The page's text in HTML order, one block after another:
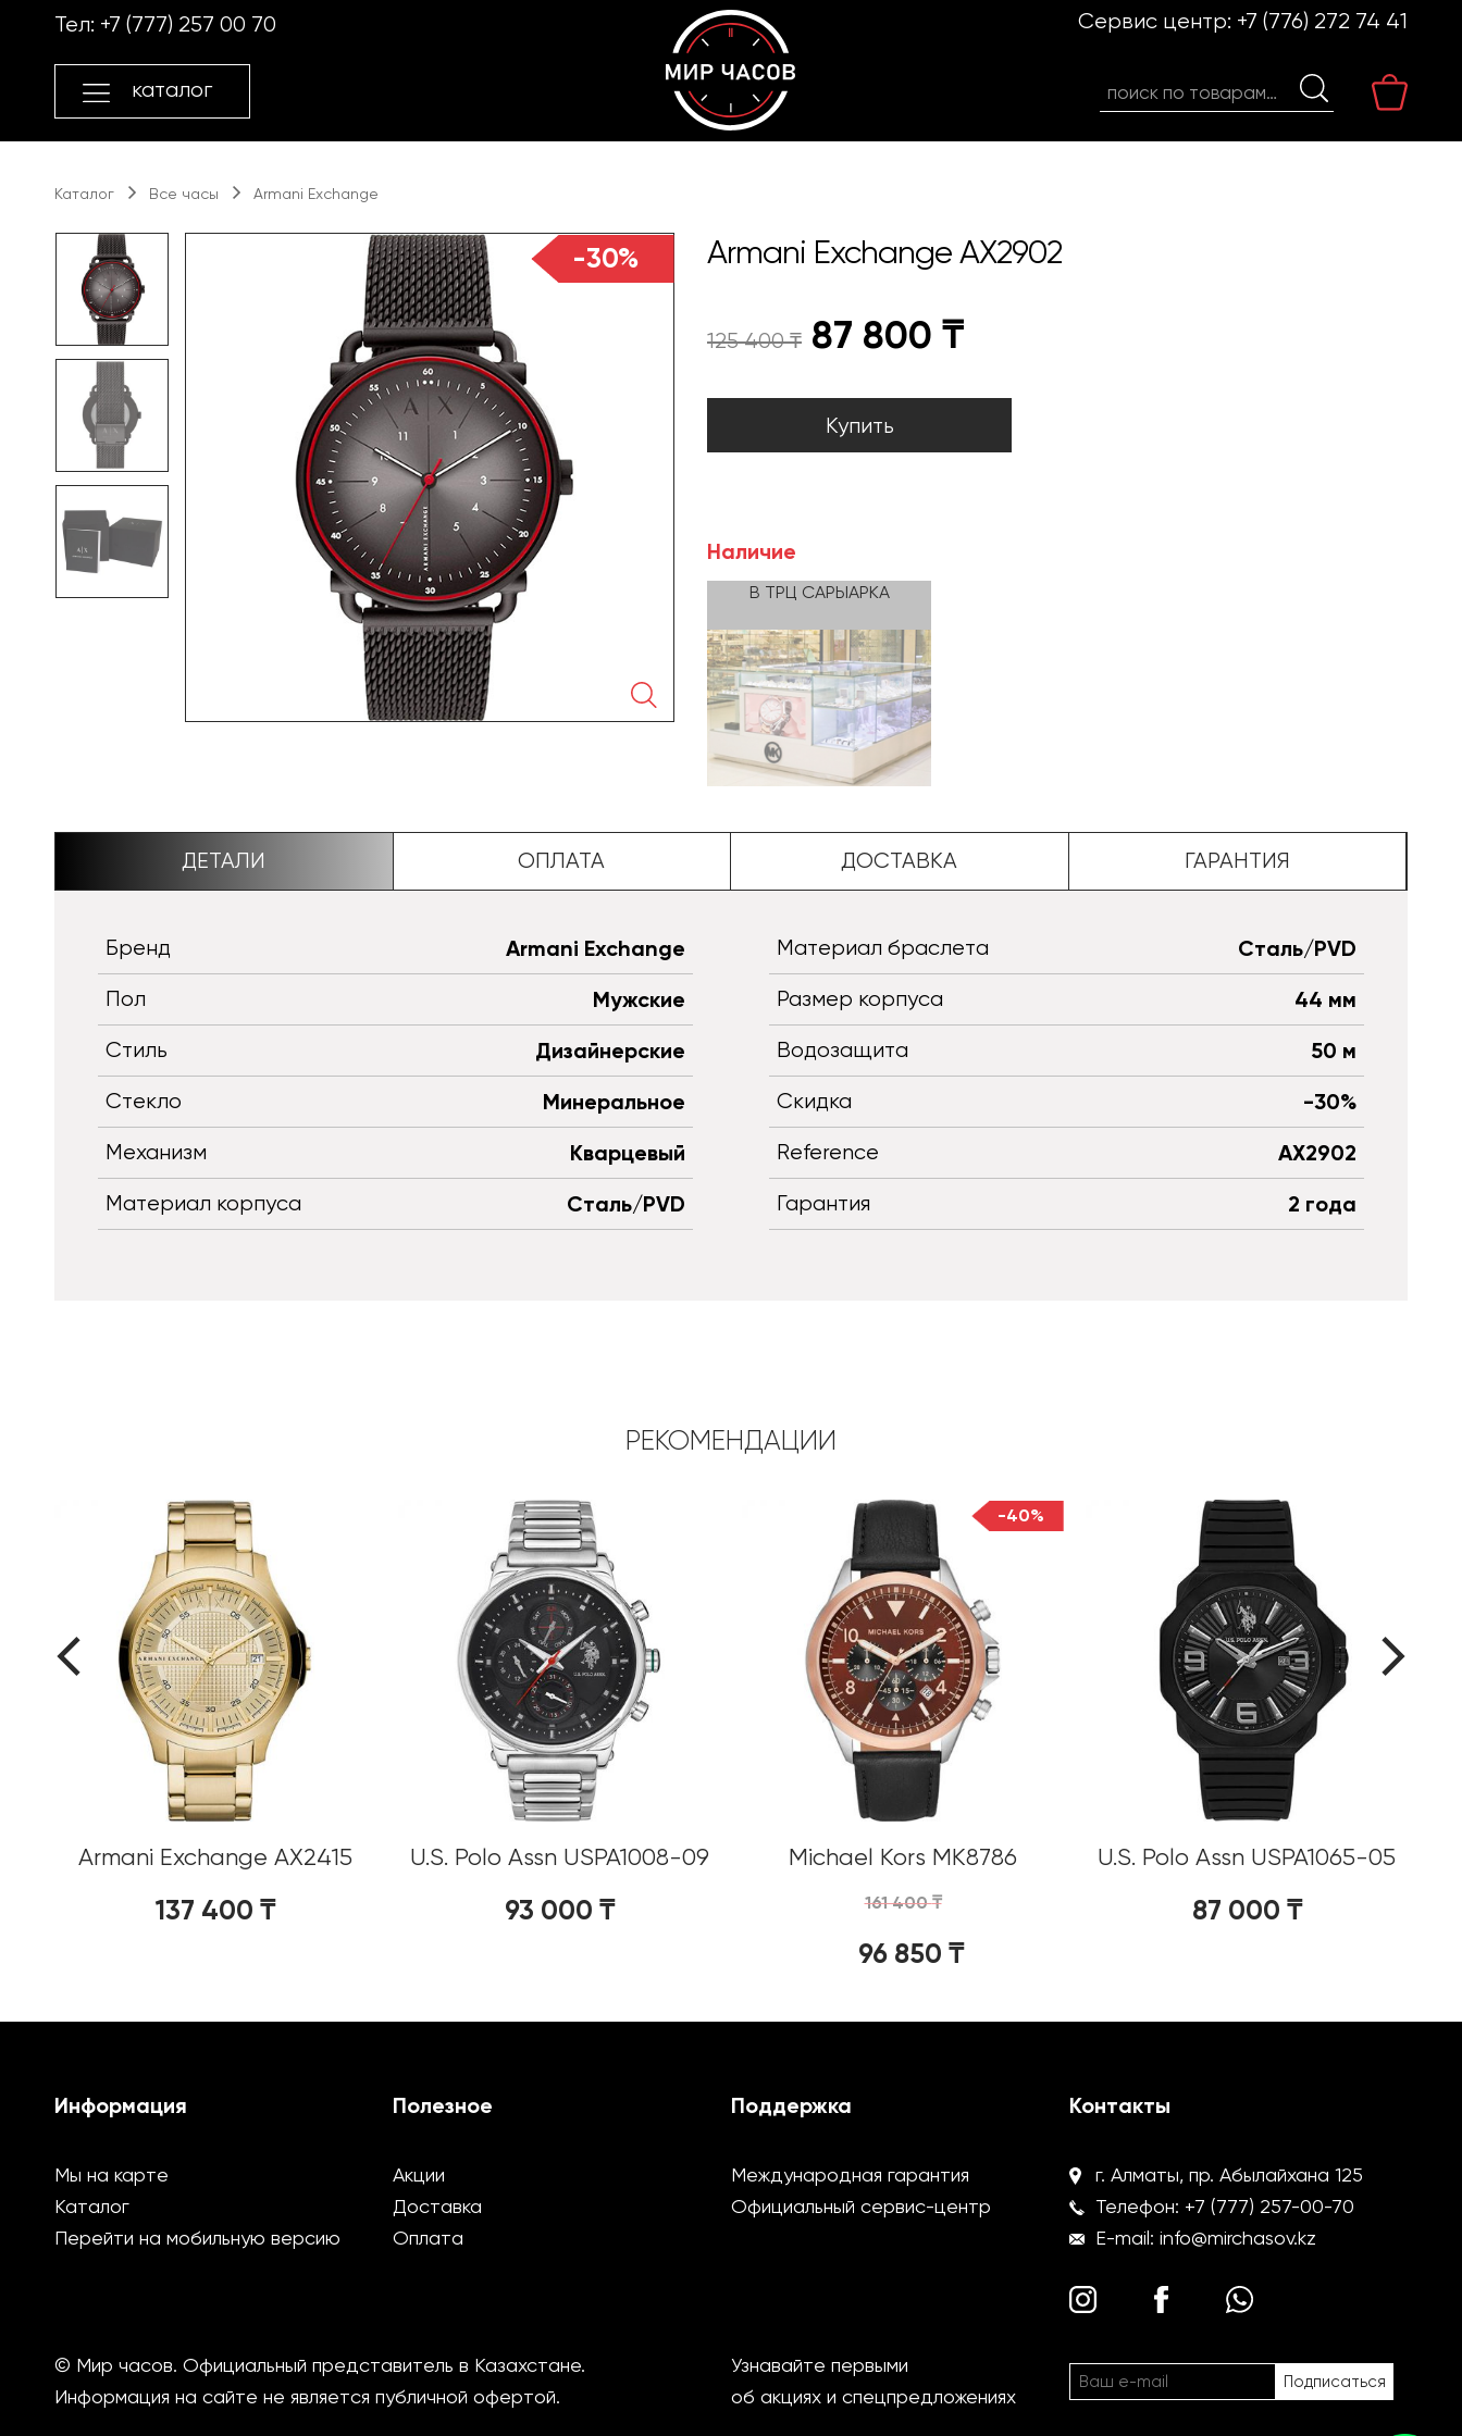
Перейти
навигации
Перейти
содержимому
Тел: +7 (777) 257 00 70
каталог
Сервис центр: +7 (776) 272 74 41
Каталог Все часы Armani Exchange
-30% Armani Exchange AX2902
125 400₸ 87 800 ₸
Купить
Наличие
В ТРЦ САРЫАРКА
ДЕТАЛИ ОПЛАТА ДОСТАВКА ГАРАНТИЯ
Бренд Armani Exchange
Пол Мужские
Стиль Дизайнерские
Стекло Минеральное
Механизм Кварцевый
Материал корпуса Сталь/PVD
Материал браслета Сталь/PVD
Размер корпуса 44 мм
Водозащита 50 м
Скидка -30%
Reference AX2902
Гарантия 2 года
РЕКОМЕНДАЦИИ
Armani Exchange AX2415
137 400 ₸
U.S. Polo Assn USPA1008-09
93 000 ₸
Michael Kors MK8786
161 400₸
96 850₸
-40%
U.S. Polo Assn USPA1065-05
87 000 ₸
Информация
Мы на карте
Каталог
Перейти на мобильную версию
Полезное
Акции
Доставка
Оплата
Поддержка
Международная гарантия
Официальный сервис-центр
Контакты
г. Алматы, пр. Абылайхана 125
Телефон: +7 (777) 257-00-70
E-mail: info@mirchasov.kz
© Мир часов. Официальный представитель в Казахстане.
Информация на сайте не является публичной офертой.
Узнавайте первыми
об акциях и спецпредложениях